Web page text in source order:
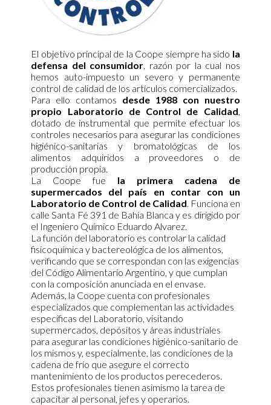
El objetivo principal de la Coope siempre ha sido la
defensa del consumidor, razón por la cual nos
hemos auto-impuesto un severo y permanente
control de calidad de los artículos comercializados.
Para ello contamos desde 1988 con nuestro
propio Laboratorio de Control de Calidad,
dotado de instrumental que permite efectuar los
controles necesarios para asegurar las condiciones
higiénico-sanitarias y bromatológicas de los
alimentos adquiridos a proveedores o de
producción propia.
La Coope fue la primera cadena de
supermercados del país en contar con un
Laboratorio de Control de Calidad. Funciona en
calle Santa Fé 391 de Bahía Blanca y es dirigido por
el Ingeniero Químico Eduardo Alvarez.
La función del laboratorio es controlar la calidad
fisicoquímica y bactereológica de los alimentos,
verificando que se correspondan con las exigencias
del Código Alimentario Argentino, y que cumplan
con la composición anunciada en el envase.
Además, la Coope cuenta con profesionales
especializados que complementan las actividades
específicas del Laboratorio, visitando
supermercados, depósitos y áreas industriales
para asegurar las condiciones higiénico-sanitario de
los mismos y, especialmente, las condiciones de la
cadena de frío que asegure el correcto
mantenimiento de los productos perecederos.
Estos profesionales tienen asimismo la tarea de
capacitar al personal, jefes y operarios.